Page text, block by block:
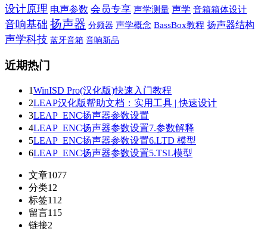
设计原理 电声参数 会员专享 声学测量 声学 音箱箱体设计
音响基础 扬声器 分频器 声学概念 BassBox教程 扬声器结构
声学科技 蓝牙音箱 音响新品
近期热门
1WinISD Pro(汉化版)快速入门教程
2LEAP汉化版帮助文档：实用工具 | 快速设计
3LEAP_ENC扬声器参数设置
4LEAP_ENC扬声器参数设置7.参数解释
5LEAP_ENC扬声器参数设置6.LTD 模型
6LEAP_ENC扬声器参数设置5.TSL模型
文章1077
分类12
标签112
留言115
链接2